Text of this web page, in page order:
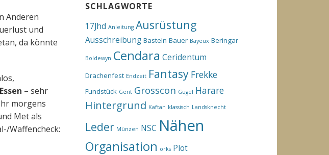
Anderen
und
da könnte
Essen – sehr
morgens
Met als
Waffencheck:
SCHLAGWORTE
17Jhd Anleitung Ausrüstung
Ausschreibung Basteln Bauer Bayeux Beringar
Boldewyn Cendara Ceridentum
Drachenfest Endzeit Fantasy Frekke
Fundstück Gent Grosscon Gugel Harare
Hintergrund Kaftan klassisch Landsknecht
Leder Münzen NSC Nähen
Organisation orks Plot